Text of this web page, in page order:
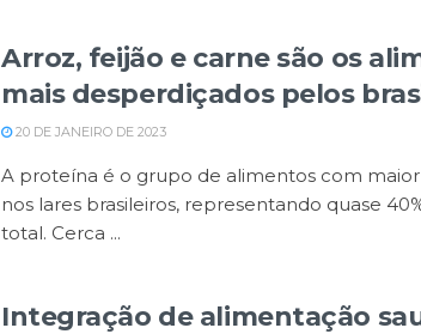
Arroz, feijão e carne são os
mais desperdiçados pelos
20 DE JANEIRO DE 2023
A proteína é o grupo de alimentos com
nos lares brasileiros, representando quase
total. Cerca ...
Integração de alimentação